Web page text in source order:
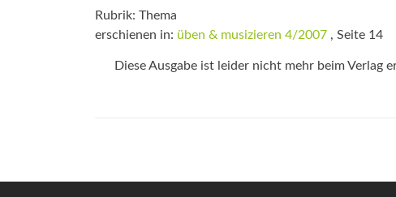
Rubrik: Thema
erschienen in: üben & musizieren 4/2007 , Seite 14
Diese Ausgabe ist leider nicht mehr beim Verlag